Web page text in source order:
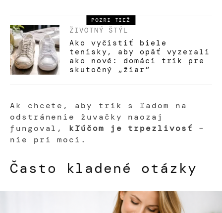
POZRI TIEŽ
ŽIVOTNÝ ŠTÝL
Ako vyčistiť biele
tenisky, aby opäť vyzerali
ako nové: domáci trik pre
skutočný „žiar“
Ak chcete, aby trik s ľadom na
odstránenie žuvačky naozaj
fungoval,
kľúčom je trpezlivosť
–
nie pri moci.
Často kladené otázky